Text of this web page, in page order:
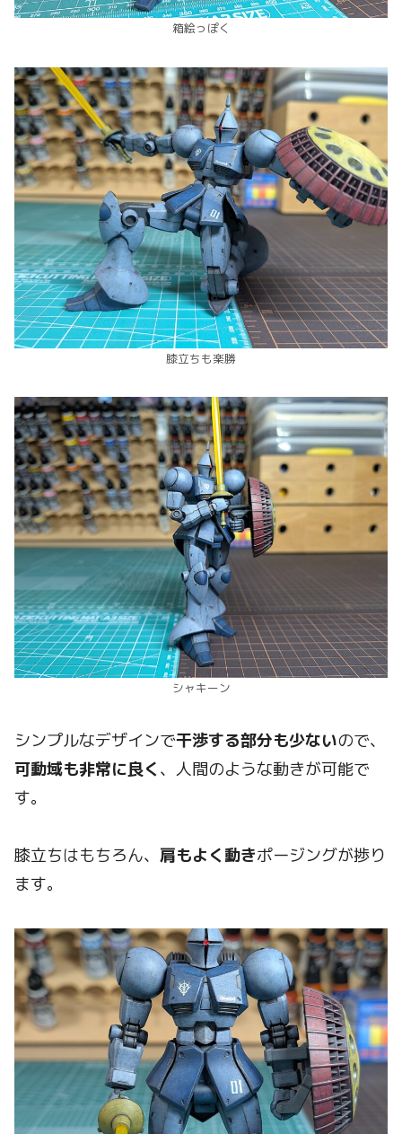
箱絵っぽく
膝立ちも楽勝
シャキーン
シンプルなデザインで干渉する部分も少ないので、
可動域も非常に良く、人間のような動きが可能で
す。
膝立ちはもちろん、 肩もよく動きポージングが捗り
ます。